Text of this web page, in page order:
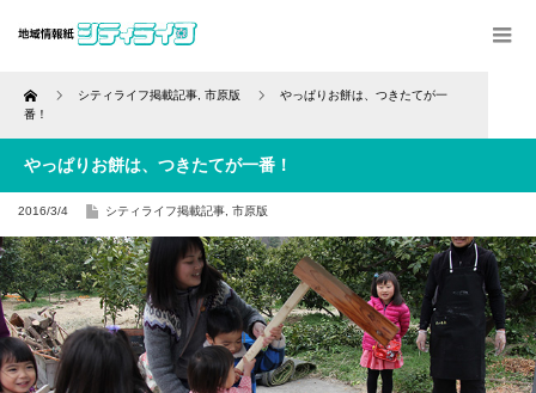
Home シティライフ掲載記事 市原版
やっぱりお餅は、つきたてが一
番！
やっぱりお餅は、つきたてが一番！
2016/3/4 シティライフ掲載記事 市原版